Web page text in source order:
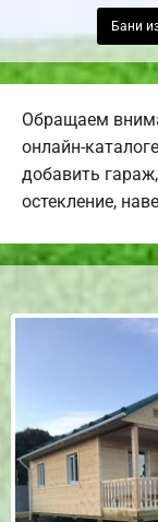
Бани
Обращаем
онлайн-
добавить
остекление,